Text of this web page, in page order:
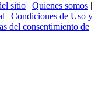
sitio | Quienes somos |
| Condiciones de Uso y
del consentimiento de